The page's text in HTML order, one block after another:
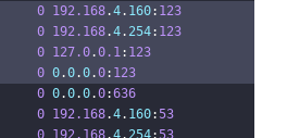
0 192.168.4. 160: 123
0 192.168.4. 254: 123
0 127.0.0.1: 123
0 0.0.0.0: 123
0 0.0.0.0:636
0 192.168.4. 160:53